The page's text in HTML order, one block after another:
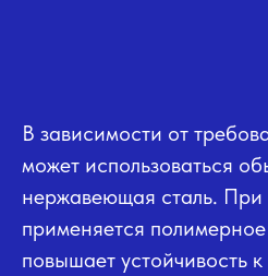
В зависимости от
может использоваться
нержавеющая сталь. При
применяется
повышает устойчивость